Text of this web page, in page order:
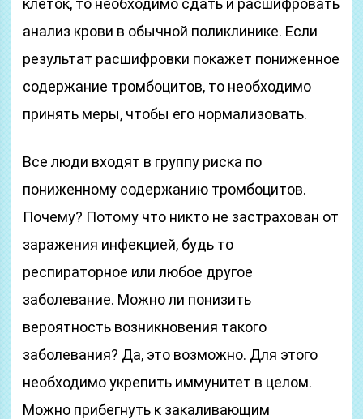
клеток, то необходимо сдать и расшифровать
анализ крови в обычной поликлинике. Если
результат расшифровки покажет пониженное
содержание тромбоцитов, то необходимо
принять меры, чтобы его нормализовать.
Все люди входят в группу риска по
пониженному содержанию тромбоцитов.
Почему? Потому что никто не застрахован от
заражения инфекцией, будь то
респираторное или любое другое
заболевание. Можно ли понизить
вероятность возникновения такого
заболевания? Да, это возможно. Для этого
необходимо укрепить иммунитет в целом.
Можно прибегнуть к закаливающим